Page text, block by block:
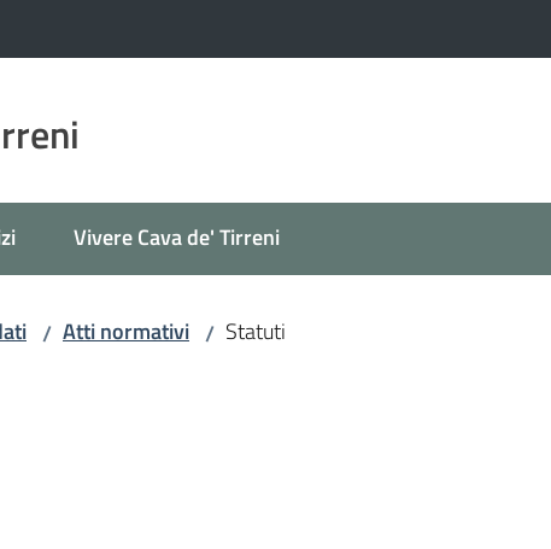
Vivere Cava de' Tirreni
/ Atti normativi / Statuti